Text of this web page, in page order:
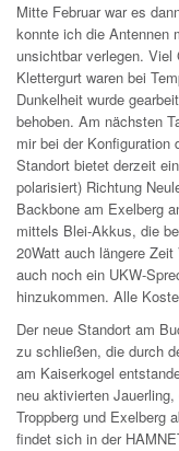
Mitte Februar war es
konnte ich die Antennen
unsichtbar verlegen.
Klettergurt waren bei
Dunkelheit wurde
behoben. Am nächsten
mir bei der Konfiguration
Standort bietet derzeit
polarisiert) Richtung
Backbone am Exelberg
mittels Blei-Akkus, die
20Watt auch längere
auch noch ein UKW-
hinzukommen. Alle
Der neue Standort am
zu schließen, die durch
am Kaiserkogel
neu aktivierten
Troppberg und Exelberg
findet sich in der